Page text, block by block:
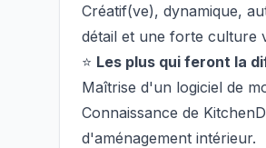
Créatif(ve), dynamique,
détail et une forte culture
⭐ Les plus qui feront la
Maîtrise d'un logiciel de
Connaissance de
d'aménagement intérieur.